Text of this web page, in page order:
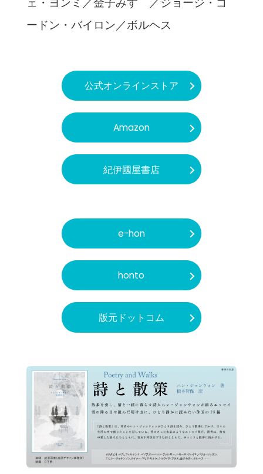
ードン・バイロン／ボルヘス
公式オンラインストア
Amazon
紀伊國屋書店
e-hon
honto
版元ドットコム